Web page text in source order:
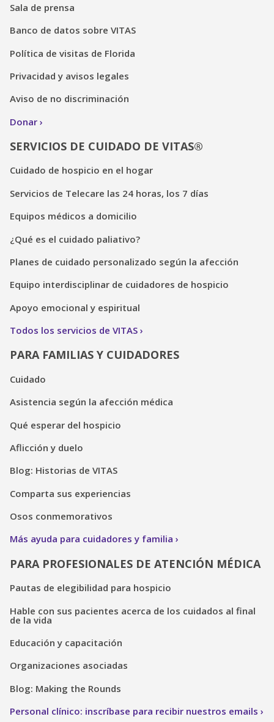
Sala de prensa
Banco de datos sobre VITAS
Política de visitas de Florida
Privacidad y avisos legales
Aviso de no discriminación
Donar
SERVICIOS DE CUIDADO DE VITAS®
Cuidado de hospicio en el hogar
Servicios de Telecare las 24 horas, los 7 días
Equipos médicos a domicilio
¿Qué es el cuidado paliativo?
Planes de cuidado personalizado según la afección
Equipo interdisciplinar de cuidadores de hospicio
Apoyo emocional y espiritual
Todos los servicios de VITAS
PARA FAMILIAS Y CUIDADORES
Cuidado
Asistencia según la afección médica
Qué esperar del hospicio
Aflicción y duelo
Blog: Historias de VITAS
Comparta sus experiencias
Osos conmemorativos
Más ayuda para cuidadores y familia
PARA PROFESIONALES DE ATENCIÓN MÉDICA
Pautas de elegibilidad para hospicio
Hable con sus pacientes acerca de los cuidados al final
de la vida
Educación y capacitación
Organizaciones asociadas
Blog: Making the Rounds
Personal clínico: inscríbase para recibir nuestros emails